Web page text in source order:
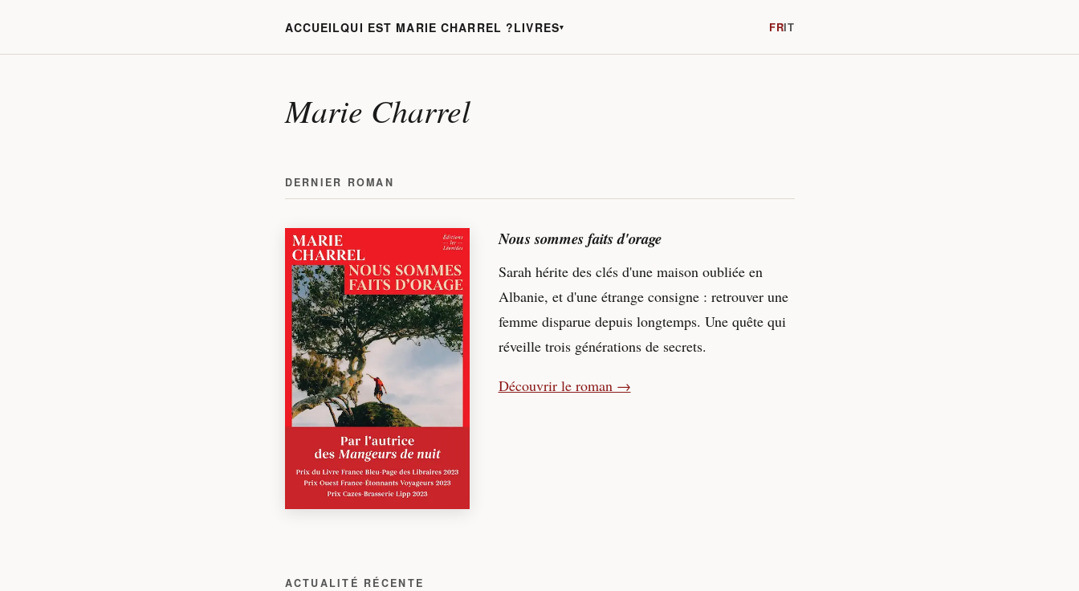
ACCUEILQUI EST MARIE CHARREL ?LIVRES FRIT
Marie Charrel
DERNIER ROMAN
Nous sommes faits d'orage
Sarah hérite des clés d'une maison oubliée en
Albanie, et d'une étrange consigne : retrouver une
femme disparue depuis longtemps. Une quête qui
réveille trois générations de secrets.
Découvrir le roman →
ACTUALITÉ RÉCENTE